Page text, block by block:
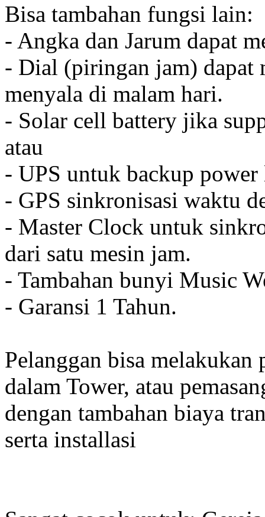
Bisa tambahan fungsi lain:
- Angka dan Jarum dapat
- Dial (piringan jam) dapat
menyala di malam hari.
- Solar cell battery jika
atau
- UPS untuk backup
- GPS sinkronisasi waktu
- Master Clock untuk
dari satu mesin jam.
- Tambahan bunyi Music
- Garansi 1 Tahun.
Pelanggan bisa melakukan
dalam Tower, atau
dengan tambahan biaya
serta installasi